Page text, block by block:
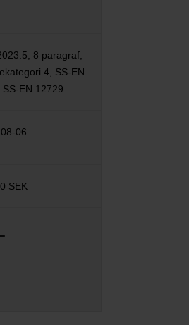
8 paragraf,
4, SS-EN
SS-EN 12729
06
SEK